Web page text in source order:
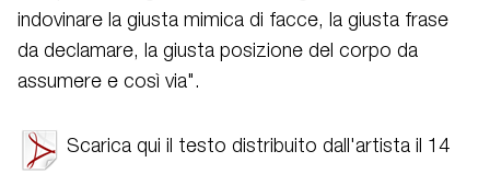
indovinare la giusta mimica di facce, la giusta frase
da declamare, la giusta posizione del corpo da
assumere e così via".
Scarica qui il testo distribuito dall'artista il 14